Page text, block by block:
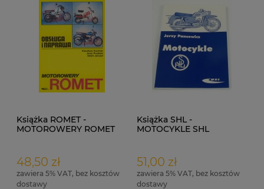
Książka ROMET -
MOTOROWERY ROMET
48,50 zł
zawiera 5% VAT, bez kosztów
dostawy
Książka SHL -
MOTOCYKLE SHL
51,00 zł
zawiera 5% VAT, bez kosztów
dostawy